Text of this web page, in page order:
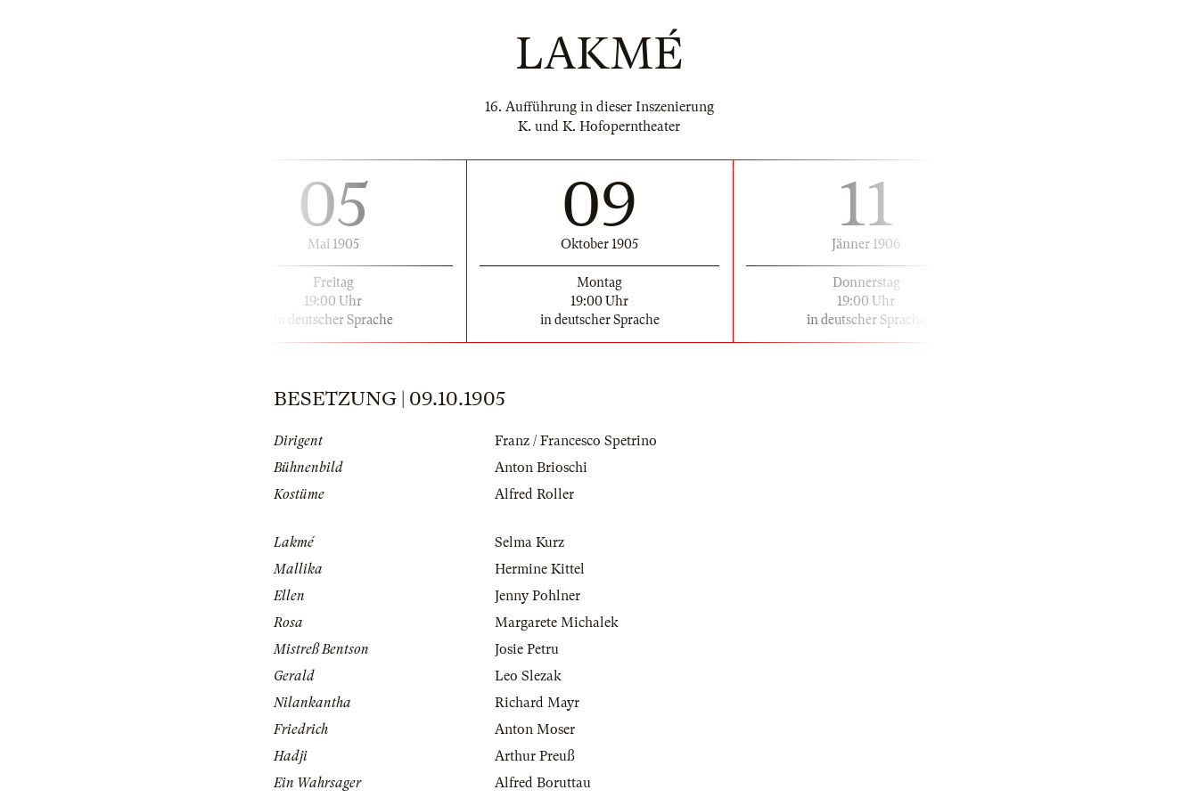
LAKMÉ
16. Aufführung in dieser Inszenierung
K. und K. Hofoperntheater
05
Mai 1905
Freitag
19:00 Uhr
in deutscher Sprache
09
Oktober 1905
Montag
19:00 Uhr
in deutscher Sprache
11
Jänner 1906
Donnerstag
19:00 Uhr
in deutscher Sprache
BESETZUNG | 09.10.1905
Dirigent
Franz / Francesco Spetrino
Bühnenbild
Anton Brioschi
Kostüme
Alfred Roller
Lakmé
Selma Kurz
Mallika
Hermine Kittel
Ellen
Jenny Pohlner
Rosa
Margarete Michalek
Mistreß Bentson
Josie Petru
Gerald
Leo Slezak
Nilankantha
Richard Mayr
Friedrich
Anton Moser
Hadji
Arthur Preuß
Ein Wahrsager
Alfred Boruttau